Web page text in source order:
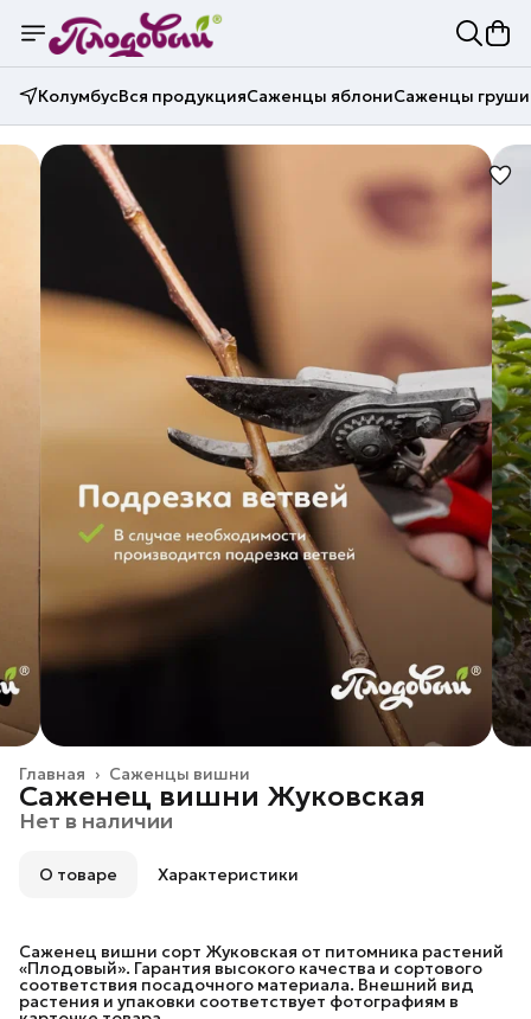
КолумбусВся продукцияСаженцы яблониСаженцы груши
Саженцы вишни
Главная ›
Саженец вишни Жуковская
Нет в наличии
О товаре Характеристики
Саженец вишни сорт Жуковская от питомника растений
«Плодовый». Гарантия высокого качества и сортового
соответствия посадочного материала. Внешний вид
растения и упаковки соответствует фотографиям в